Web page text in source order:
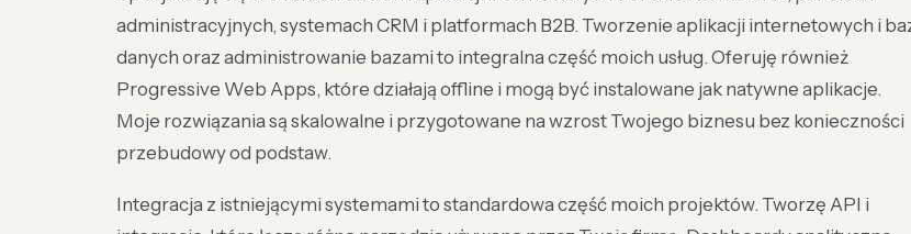
administracyjnych, systemach CRM i platformach B2B. Tworzenie aplikacji internetowych i
danych oraz administrowanie bazami to integralna część moich usług. Oferuję również
Progressive Web Apps, które działają offline i mogą być instalowane jak natywne aplikacje.
Moje rozwiązania są skalowalne i przygotowane na wzrost Twojego biznesu bez konieczności
przebudowy od podstaw.
Integracja z istniejącymi systemami to standardowa część moich projektów. Tworzę API i